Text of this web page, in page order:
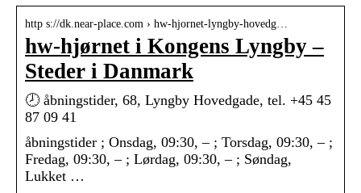
http s://dk.near-place.com › hw-hjornet-lyngby-hovedg…
hw-hjørnet i Kongens Lyngby –
Steder i Danmark
🕗 åbningstider, 68, Lyngby Hovedgade, tel. +45 45
87 09 41
åbningstider ; Onsdag, 09:30, – ; Torsdag, 09:30, – ;
Fredag, 09:30, – ; Lørdag, 09:30, – ; Søndag,
Lukket …